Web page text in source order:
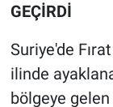
GEÇİRDİ
Suriye'de
ilinde
bölgeye